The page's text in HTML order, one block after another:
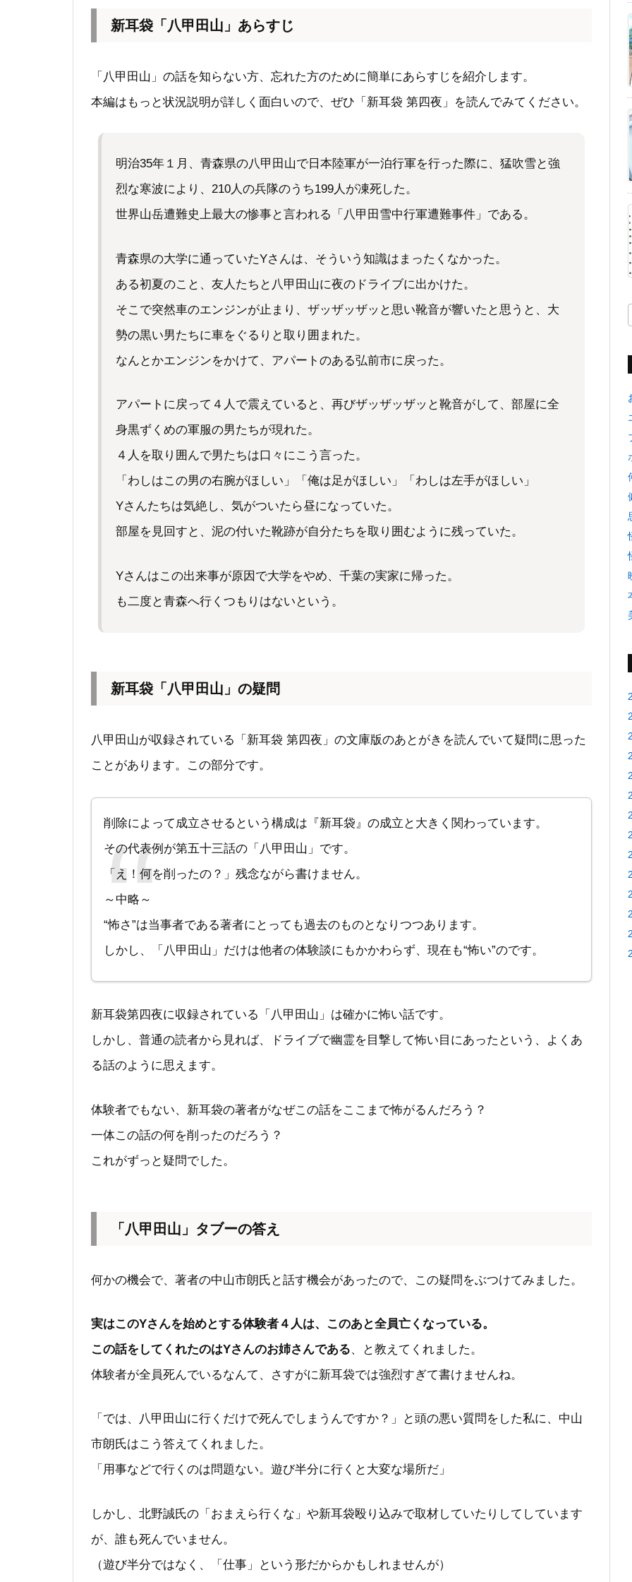
新耳袋「八甲田山」あらすじ
「八甲田山」の話を知らない方、忘れた方のために簡単にあらすじを紹介します。
本編はもっと状況説明が詳しく面白いので、ぜひ「新耳袋 第四夜」を読んでみてください。
明治35年１月、青森県の八甲田山で日本陸軍が一泊行軍を行った際に、猛吹雪と強
烈な寒波により、210人の兵隊のうち199人が凍死した。
世界山岳遭難史上最大の惨事と言われる「八甲田雪中行軍遭難事件」である。
青森県の大学に通っていたYさんは、そういう知識はまったくなかった。
ある初夏のこと、友人たちと八甲田山に夜のドライブに出かけた。
そこで突然車のエンジンが止まり、ザッザッザッと思い靴音が響いたと思うと、大
勢の黒い男たちに車をぐるりと取り囲まれた。
なんとかエンジンをかけて、アパートのある弘前市に戻った。
アパートに戻って４人で震えていると、再びザッザッザッと靴音がして、部屋に全
身黒ずくめの軍服の男たちが現れた。
４人を取り囲んで男たちは口々にこう言った。
「わしはこの男の右腕がほしい」「俺は足がほしい」「わしは左手がほしい」
Yさんたちは気絶し、気がついたら昼になっていた。
部屋を見回すと、泥の付いた靴跡が自分たちを取り囲むように残っていた。
Yさんはこの出来事が原因で大学をやめ、千葉の実家に帰った。
も二度と青森へ行くつもりはないという。
新耳袋「八甲田山」の疑問
八甲田山が収録されている「新耳袋 第四夜」の文庫版のあとがきを読んでいて疑問に思った
ことがあります。この部分です。
削除によって成立させるという構成は『新耳袋』の成立と大きく関わっています。
その代表例が第五十三話の「八甲田山」です。
「え！何を削ったの？」残念ながら書けません。
～中略～
“怖さ”は当事者である著者にとっても過去のものとなりつつあります。
しかし、「八甲田山」だけは他者の体験談にもかかわらず、現在も“怖い”のです。
新耳袋第四夜に収録されている「八甲田山」は確かに怖い話です。
しかし、普通の読者から見れば、ドライブで幽霊を目撃して怖い目にあったという、よくあ
る話のように思えます。
体験者でもない、新耳袋の著者がなぜこの話をここまで怖がるんだろう？
一体この話の何を削ったのだろう？
これがずっと疑問でした。
「八甲田山」タブーの答え
何かの機会で、著者の中山市朗氏と話す機会があったので、この疑問をぶつけてみました。
実はこのYさんを始めとする体験者４人は、このあと全員亡くなっている。
この話をしてくれたのはYさんのお姉さんである、と教えてくれました。
体験者が全員死んでいるなんて、さすがに新耳袋では強烈すぎて書けませんね。
「では、八甲田山に行くだけで死んでしまうんですか？」と頭の悪い質問をした私に、中山
市朗氏はこう答えてくれました。
「用事などで行くのは問題ない。遊び半分に行くと大変な場所だ」
しかし、北野誠氏の「おまえら行くな」や新耳袋殴り込みで取材していたりしてしています
が、誰も死んでいません。
（遊び半分ではなく、「仕事」という形だからかもしれませんが）